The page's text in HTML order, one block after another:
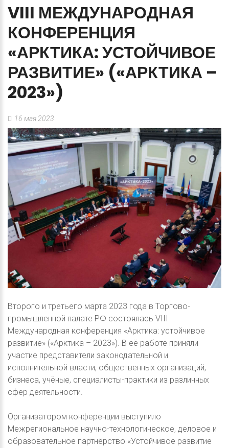
VIII МЕЖДУНАРОДНАЯ
КОНФЕРЕНЦИЯ
«АРКТИКА:УСТОЙЧИВОЕ
РАЗВИТИЕ» («АРКТИКА –
2023»)
16 мая 2023
Второго и третьего марта 2023 года в Торгово-
промышленной палате РФ состоялась VIII
Международная конференция «Арктика: устойчивое
развитие» («Арктика – 2023»). В её работе приняли
участие представители законодательной и
исполнительной власти, общественных организаций,
бизнеса, учёные, специалисты-практики из различных
сфер деятельности.
Организатором конференции выступило
Межрегиональное научно-технологическое, деловое и
образовательное партнёрство «Устойчивое развитие